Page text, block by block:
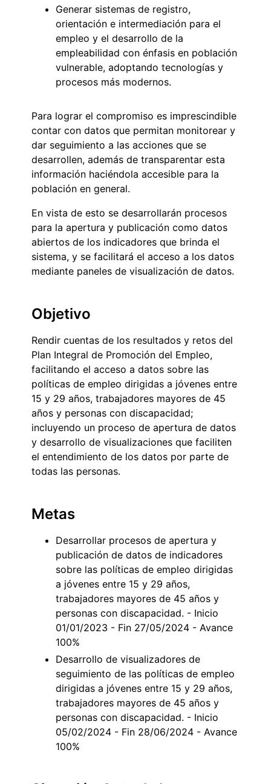
Generar sistemas de registro,
orientación e intermediación para el
empleo y el desarrollo de la
empleabilidad con énfasis en población
vulnerable, adoptando tecnologías y
procesos más modernos.
Para lograr el compromiso es imprescindible
contar con datos que permitan monitorear y
dar seguimiento a las acciones que se
desarrollen, además de transparentar esta
información haciéndola accesible para la
población en general.
En vista de esto se desarrollarán procesos
para la apertura y publicación como datos
abiertos de los indicadores que brinda el
sistema, y se facilitará el acceso a los datos
mediante paneles de visualización de datos.
Objetivo
Rendir cuentas de los resultados y retos del
Plan Integral de Promoción del Empleo,
facilitando el acceso a datos sobre las
políticas de empleo dirigidas a jóvenes entre
15 y 29 años, trabajadores mayores de 45
años y personas con discapacidad;
incluyendo un proceso de apertura de datos
y desarrollo de visualizaciones que faciliten
el entendimiento de los datos por parte de
todas las personas.
Metas
Desarrollar procesos de apertura y
publicación de datos de indicadores
sobre las políticas de empleo dirigidas
a jóvenes entre 15 y 29 años,
trabajadores mayores de 45 años y
personas con discapacidad. - Inicio
01/01/2023 - Fin 27/05/2024 - Avance
100%
Desarrollo de visualizadores de
seguimiento de las políticas de empleo
dirigidas a jóvenes entre 15 y 29 años,
trabajadores mayores de 45 años y
personas con discapacidad. - Inicio
05/02/2024 - Fin 28/06/2024 - Avance
100%